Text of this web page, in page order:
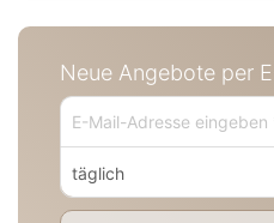
Neue Angebote per
täglich